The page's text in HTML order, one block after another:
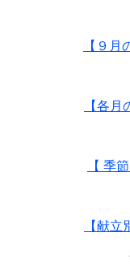
【９月
【各月
【 季
【献